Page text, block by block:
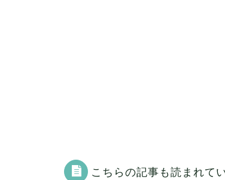
こちらの記事も読まれて